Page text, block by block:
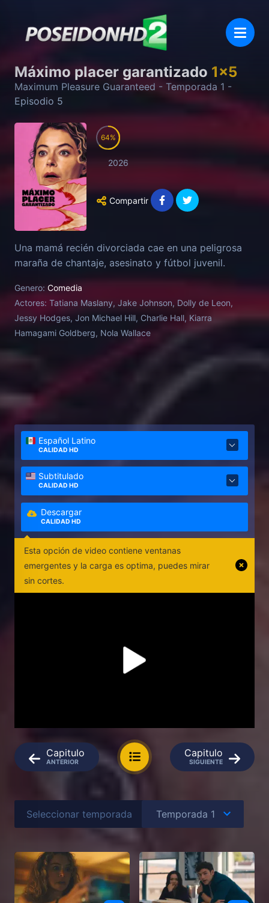
Máximo placer garantizado 1x5
Maximum Pleasure Guaranteed - Temporada 1 -
Episodio 5
64
2026
Compartir
Una mamá recién divorciada cae en una peligrosa
maraña de chantaje, asesinato y fútbol juvenil.
Genero: Comedia
Actores: Tatiana Maslany, Jake Johnson, Dolly de Leon,
Jessy Hodges, Jon Michael Hill, Charlie Hall, Kiarra
Hamagami Goldberg, Nola Wallace
Español Latino
CALIDAD HD
Subtitulado
CALIDAD HD
Descargar
CALIDAD HD
Esta opción de video contiene ventanas
emergentes y la carga es optima, puedes mirar
sin cortes.
Capitulo
ANTERIOR
Capitulo
SIGUIENTE
Seleccionar temporada